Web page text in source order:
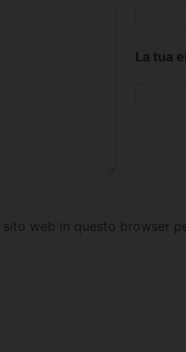
La tua
web in questo browser